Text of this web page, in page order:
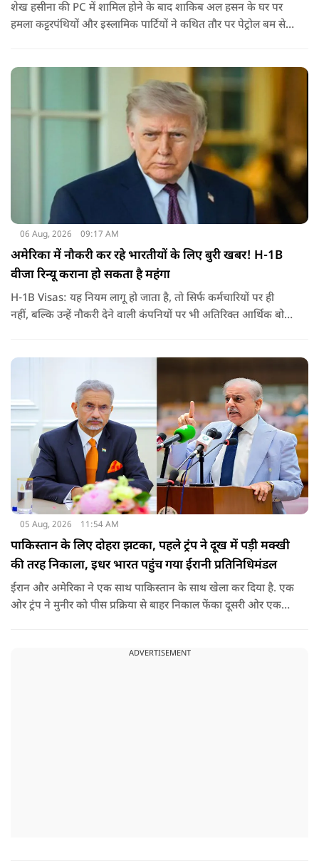
शेख हसीना की PC में शामिल होने के बाद शाकिब अल हसन के घर पर
हमला कट्टरपंथियों और इस्लामिक पार्टियों ने कथित तौर पर पेट्रोल बम से
जरिए संबोधन दिया था.
06 Aug, 2026 09:17 AM
अमेरिका में नौकरी कर रहे भारतीयों के लिए बुरी खबर! H-1B
वीजा रिन्यू कराना हो सकता है महंगा
H-1B Visas: यह नियम लागू हो जाता है, तो सिर्फ कर्मचारियों पर ही
नहीं, बल्कि उन्हें नौकरी देने वाली कंपनियों पर भी अतिरिक्त आर्थिक बोझ
वीजा का समय-समय पर नवीनीकरण कराते हैं.
05 Aug, 2026 11:54 AM
पाकिस्तान के लिए दोहरा झटका, पहले ट्रंप ने दूख में पड़ी मक्खी
की तरह निकाला, इधर भारत पहुंच गया ईरानी प्रतिनिधिमंडल
ईरान और अमेरिका ने एक साथ पाकिस्तान के साथ खेला कर दिया है. एक
ओर ट्रंप ने मुनीर को पीस प्रक्रिया से बाहर निकाल फेंका दूसरी ओर एक
ADVERTISEMENT